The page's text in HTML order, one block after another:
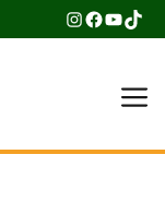
Instagram